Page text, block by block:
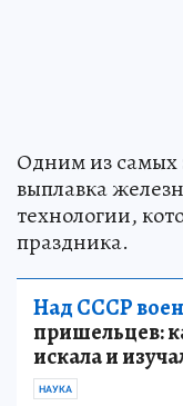
Одним из самых
выплавка
технологии,
праздника.
Над СССР
пришельцев:
искала и
НАУКА